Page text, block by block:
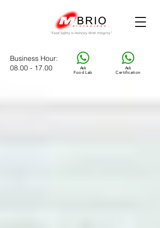
Ask
Food Lab
Ask
Certification
Business Hour:
08.00 - 17.00